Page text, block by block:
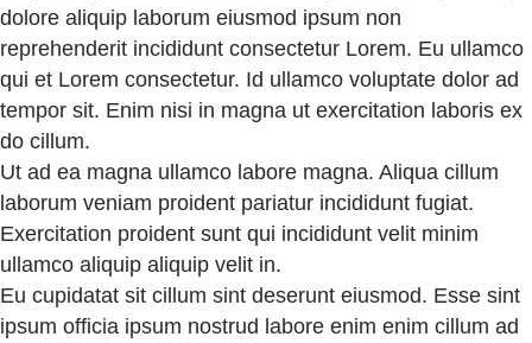
dolore aliquip laborum eiusmod ipsum non
reprehenderit incididunt consectetur Lorem. Eu ullamco
qui et Lorem consectetur. Id ullamco voluptate dolor ad
tempor sit. Enim nisi in magna ut exercitation laboris ex
do cillum.
Ut ad ea magna ullamco labore magna. Aliqua cillum
laborum veniam proident pariatur incididunt fugiat.
Exercitation proident sunt qui incididunt velit minim
ullamco aliquip aliquip velit in.
Eu cupidatat sit cillum sint deserunt eiusmod. Esse sint
ipsum officia ipsum nostrud labore enim enim cillum ad